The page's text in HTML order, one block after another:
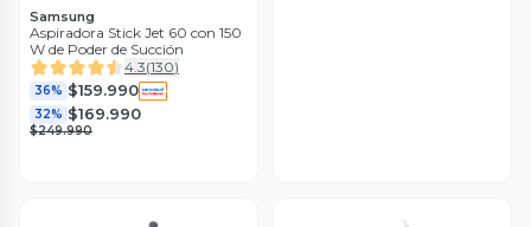
Samsung
Aspiradora Stick Jet 60 con 150
W de Poder de Succión
4.3(130)
36% $159.990
32% $169.990
$249.990